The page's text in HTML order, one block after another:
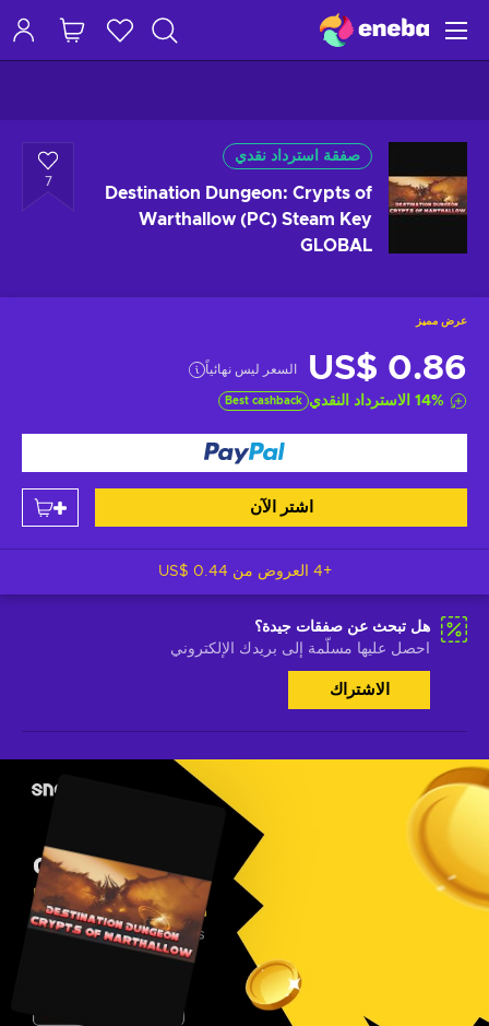
صفقة استرداد نقدي
Destination Dungeon: Crypts of
Warthallow (PC) Steam Key
GLOBAL
7
عرض مميز
US$ 0.86 السعر ليس نهائياً
14% الاسترداد النقدي Best cashback
اشتر الآن
+4 العروض من US$ 0.44
هل تبحث عن صفقات جيدة؟
احصل عليها مسلّمة إلى بريدك الإلكتروني
الاشتراك